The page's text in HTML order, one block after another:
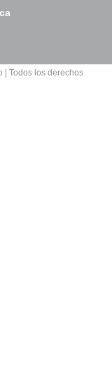
| Todos los derechos